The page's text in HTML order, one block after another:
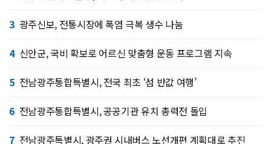
3 광주신보, 전통시장에 폭염 극복 생수 나눔
4 신안군, 국비 확보로 어르신 맞춤형 운동 프로그램 지속
5 전남광주통합특별시, 전국 최초 ‘섬 반값 여행’
6 전남광주통합특별시, 공공기관 유치 총력전 돌입
7 전남광주특별시, 광주권 시내버스 노선개편 계획대로 추진